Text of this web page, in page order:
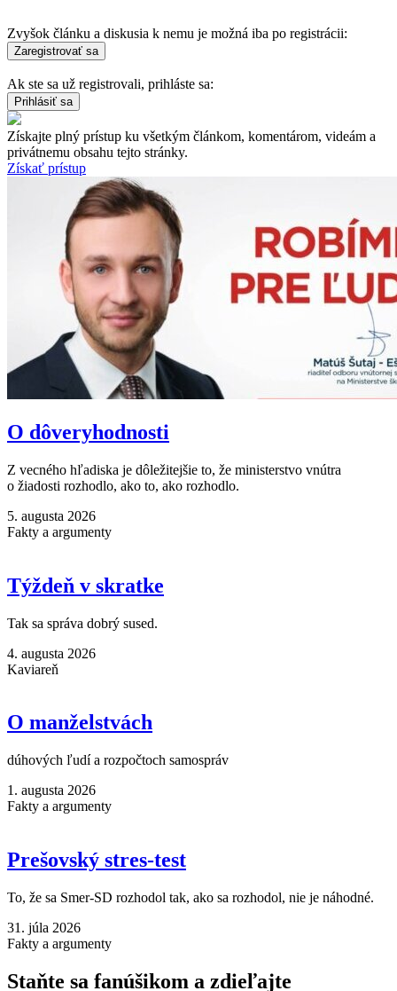
Zvyšok článku a diskusia k nemu je možná iba po registrácii:
Ak ste sa už registrovali, prihláste sa:
Získajte plný prístup ku všetkým článkom, komentárom, videám a
privátnemu obsahu tejto stránky.
Získať prístup
O dôveryhodnosti
Z vecného hľadiska je dôležitejšie to, že ministerstvo vnútra
o žiadosti rozhodlo, ako to, ako rozhodlo.
5. augusta 2026
Fakty a argumenty
Týždeň v skratke
Tak sa správa dobrý sused.
4. augusta 2026
Kaviareň
O manželstvách
dúhových ľudí a rozpočtoch samospráv
1. augusta 2026
Fakty a argumenty
Prešovský stres-test
To, že sa Smer-SD rozhodol tak, ako sa rozhodol, nie je náhodné.
31. júla 2026
Fakty a argumenty
Staňte sa fanúšikom a zdieľajte